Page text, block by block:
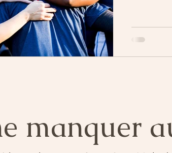
manquer